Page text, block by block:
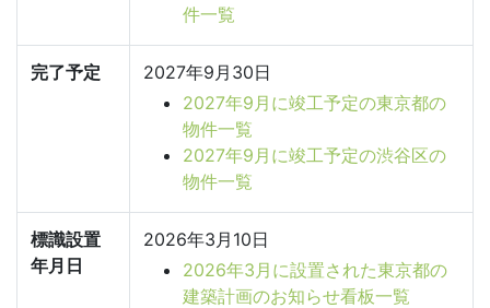
件一覧
完了予定
2027年9月30日
2027年9月に竣工予定の東京都の
物件一覧
2027年9月に竣工予定の渋谷区の
物件一覧
標識設置
年月日
2026年3月10日
2026年3月に設置された東京都の
建築計画のお知らせ看板一覧